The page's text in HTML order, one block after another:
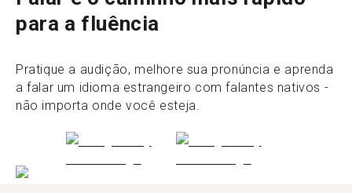
para a fluência
Pratique a audição, melhore sua pronúncia e aprenda
a falar um idioma estrangeiro com falantes nativos -
não importa onde você esteja.